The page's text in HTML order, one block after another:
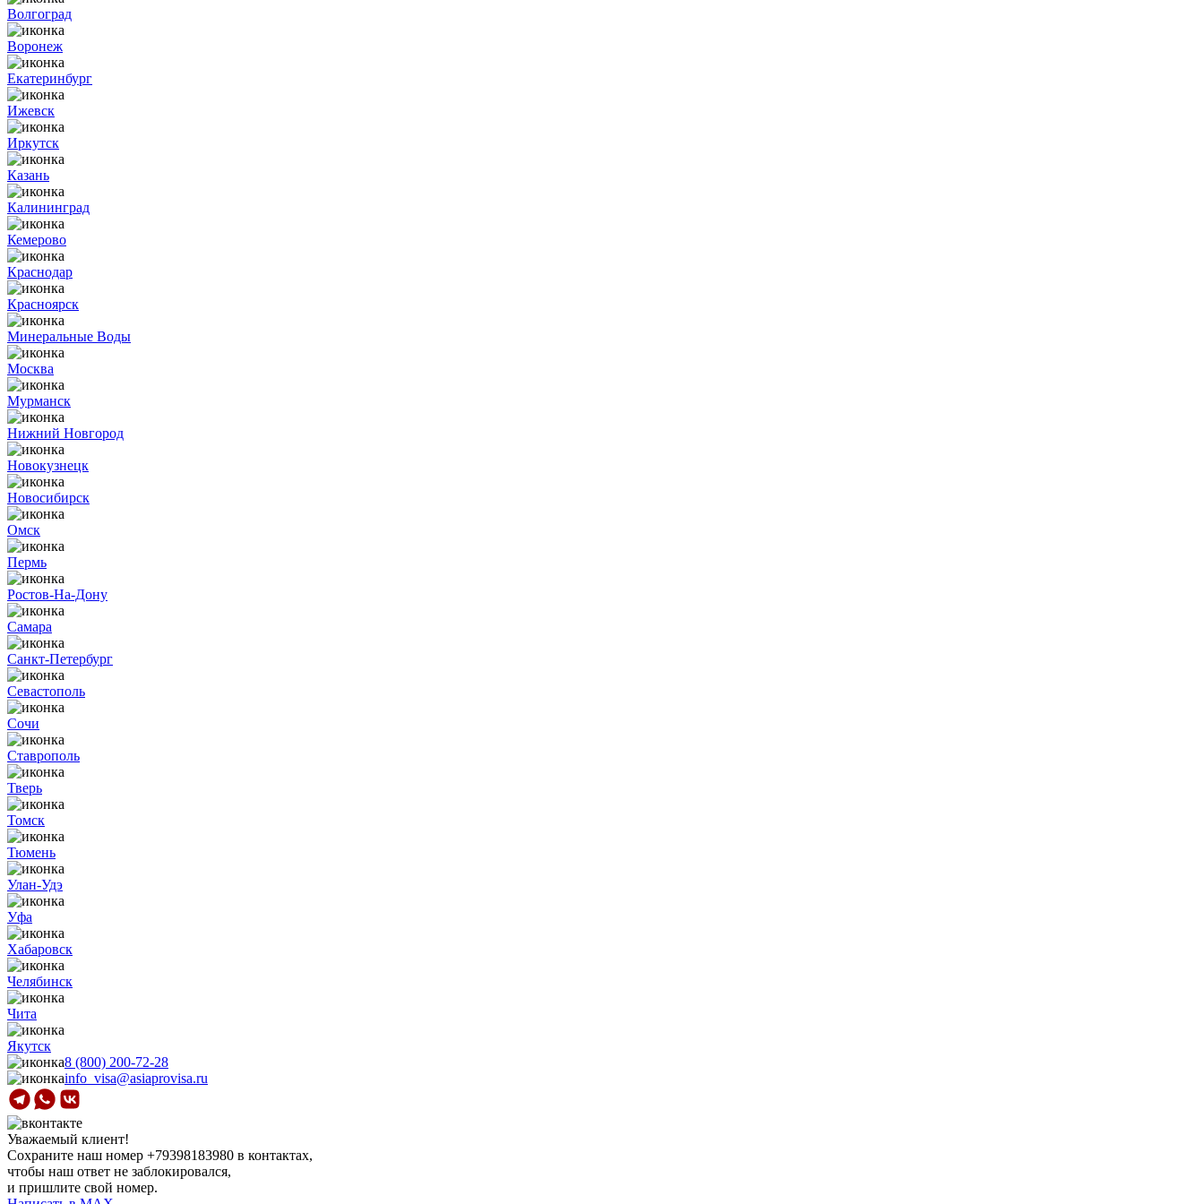
Волгоград
Воронеж
Екатеринбург
Ижевск
Иркутск
Казань
Калининград
Кемерово
Краснодар
Красноярск
Минеральные Воды
Москва
Мурманск
Нижний Новгород
Новокузнецк
Новосибирск
Омск
Пермь
Ростов-На-Дону
Самара
Санкт-Петербург
Севастополь
Сочи
Ставрополь
Тверь
Томск
Тюмень
Улан-Удэ
Уфа
Хабаровск
Челябинск
Чита
Якутск
8 (800) 200-72-28
info_visa@asiaprovisa.ru
Уважаемый клиент!
Сохраните наш номер +79398183980 в контактах,
чтобы наш ответ не заблокировался,
и пришлите свой номер.